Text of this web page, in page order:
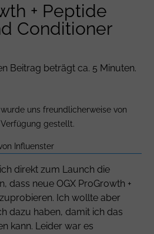
+ Peptide
Conditioner
Beitrag beträgt ca. 5 Minuten.
uns freundlicherweise von
Verfügung gestellt.
Influenster
direkt zum Launch die
dass neue OGX ProGrowth +
Ich wollte aber
dazu haben, damit ich das
kann. Leider war es